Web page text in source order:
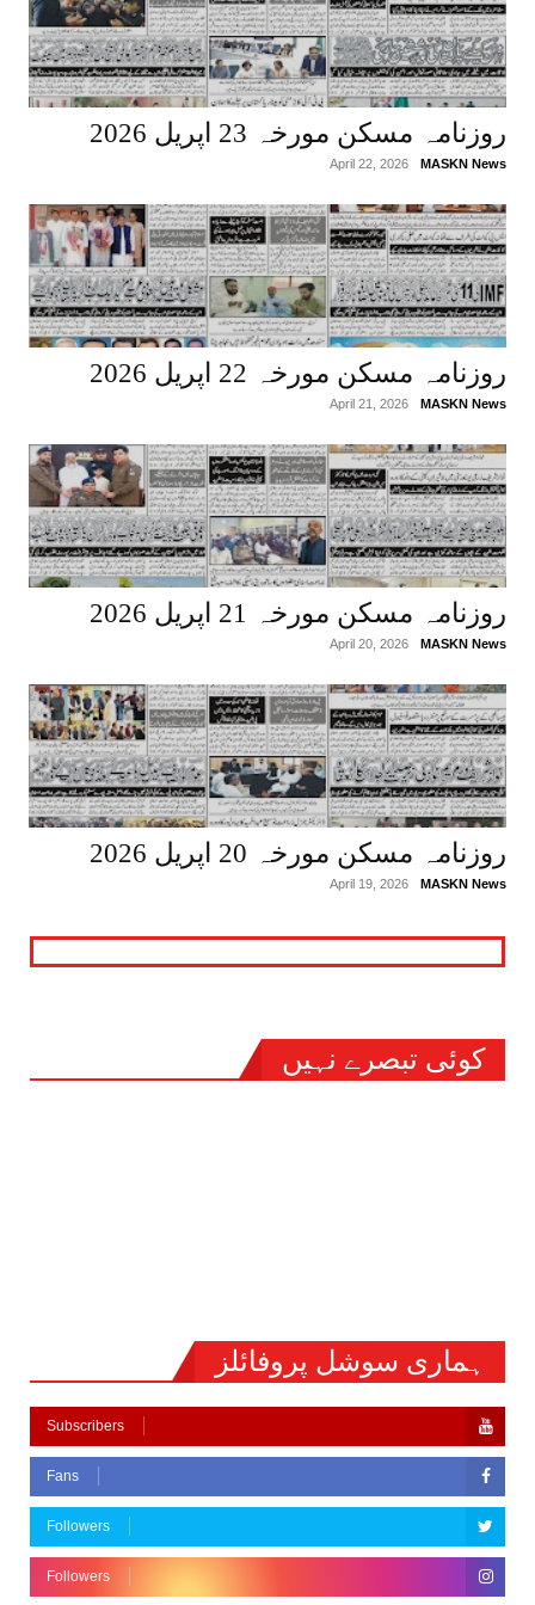
روزنامہ مسکن مورخہ 23 اپریل 2026
MASKN News
April 22, 2026
روزنامہ مسکن مورخہ 22 اپریل 2026
MASKN News
April 21, 2026
روزنامہ مسکن مورخہ 21 اپریل 2026
MASKN News
April 20, 2026
روزنامہ مسکن مورخہ 20 اپریل 2026
MASKN News
April 19, 2026
کوئی تبصرے نہیں
ہماری سوشل پروفائلز
Subscribers
Fans
Followers
Followers